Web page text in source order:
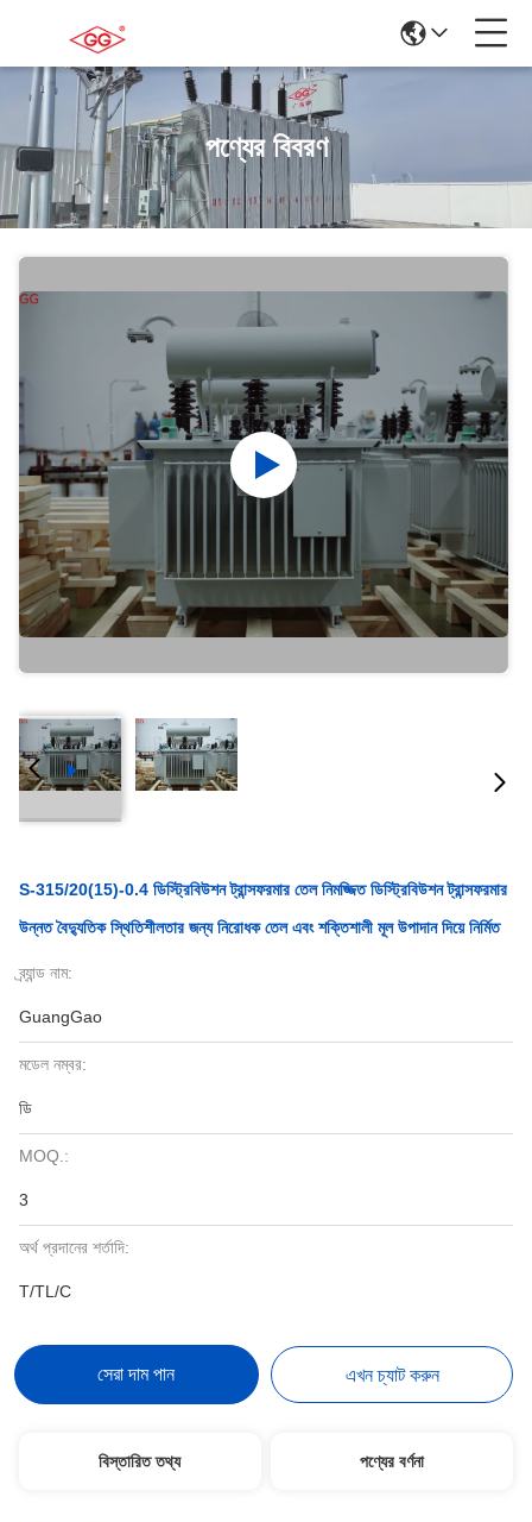
পণ্যের বিবরণ
S-315/20(15)-0.4 ডিস্ট্রিবিউশন ট্রান্সফরমার তেল নিমজ্জিত ডিস্ট্রিবিউশন ট্রান্সফরমার
উন্নত বৈদ্যুতিক স্থিতিশীলতার জন্য নিরোধক তেল এবং শক্তিশালী মূল উপাদান দিয়ে নির্মিত
ব্র্যান্ড নাম:
GuangGao
মডেল নম্বর:
ডি
MOQ.:
3
অর্থ প্রদানের শর্তাদি:
T/TL/C
সেরা দাম পান এখন চ্যাট করুন
বিস্তারিত তথ্য পণ্যের বর্ণনা